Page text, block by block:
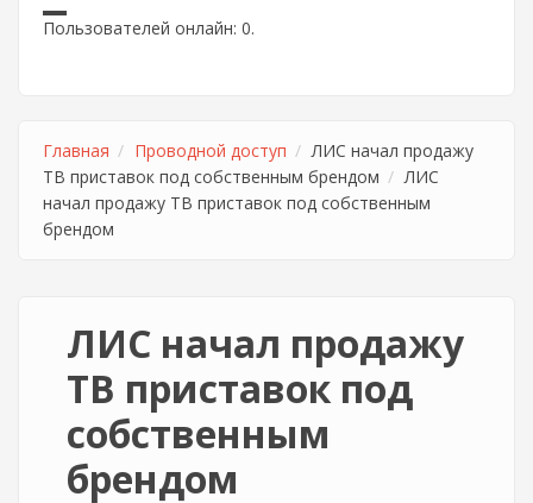
Пользователей онлайн: 0.
Главная Проводной доступ
ЛИС начал продажу
ТВ приставок под собственным брендом
ЛИС
начал продажу ТВ приставок под собственным
брендом
ЛИС начал продажу
ТВ приставок под
собственным
брендом